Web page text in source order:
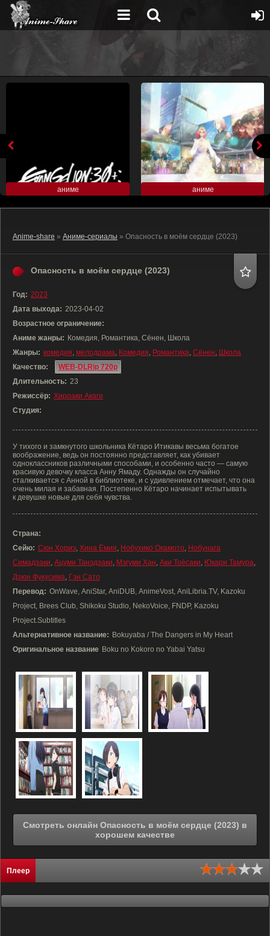
аниме аниме
Anime-share » Аниме-сериалы » Опасность в моём сердце (2023)
Опасность в моём сердце (2023)
Год: 2023
Дата выхода: 2023-04-02
Возрастное ограничение:
Аниме жанры: Комедия, Романтика, Сёнен, Школа
Жанры: комедия, мелодрама, Комедия, Романтика, Сёнен, Школа
Качество:
WEB-DLRip 720p
Длительность: 23
Режиссёр: Хироаки Акаги
Студия:
У тихого и замкнутого школьника Кётаро Итикавы весьма богатое
воображение, ведь он постоянно представляет, как убивает
одноклассников различными способами, и особенно часто — самую
красивую девочку класса Анну Ямаду. Однажды он случайно
сталкивается с Анной в библиотеке, и с удивлением отмечает, что она
очень милая и забавная. Постепенно Кётаро начинает испытывать
к девушке новые для себя чувства.
Страна:
Сейю: Сюн Хориэ, Хина Ёмия, Нобухико Окамото, Нобунага
Симадзаки, Ацуми Танэдзаки, Мэгуми Хан, Аки Тоёсаки, Юкари Тамура,
Дзюн Фукусима, Гэн Сато
Перевод: OnWave, AniStar, AniDUB, AnimeVost, AniLibria.TV, Kazoku
Project, Brees Club, Shikoku Studio, NekoVoice, FNDP, Kazoku
Project.Subtitles
Альтернативное название: Bokuyaba / The Dangers in My Heart
Оригинальное название Boku no Kokoro no Yabai Yatsu
Смотреть онлайн Опасность в моём сердце (2023) в
хорошем качестве
Плеер